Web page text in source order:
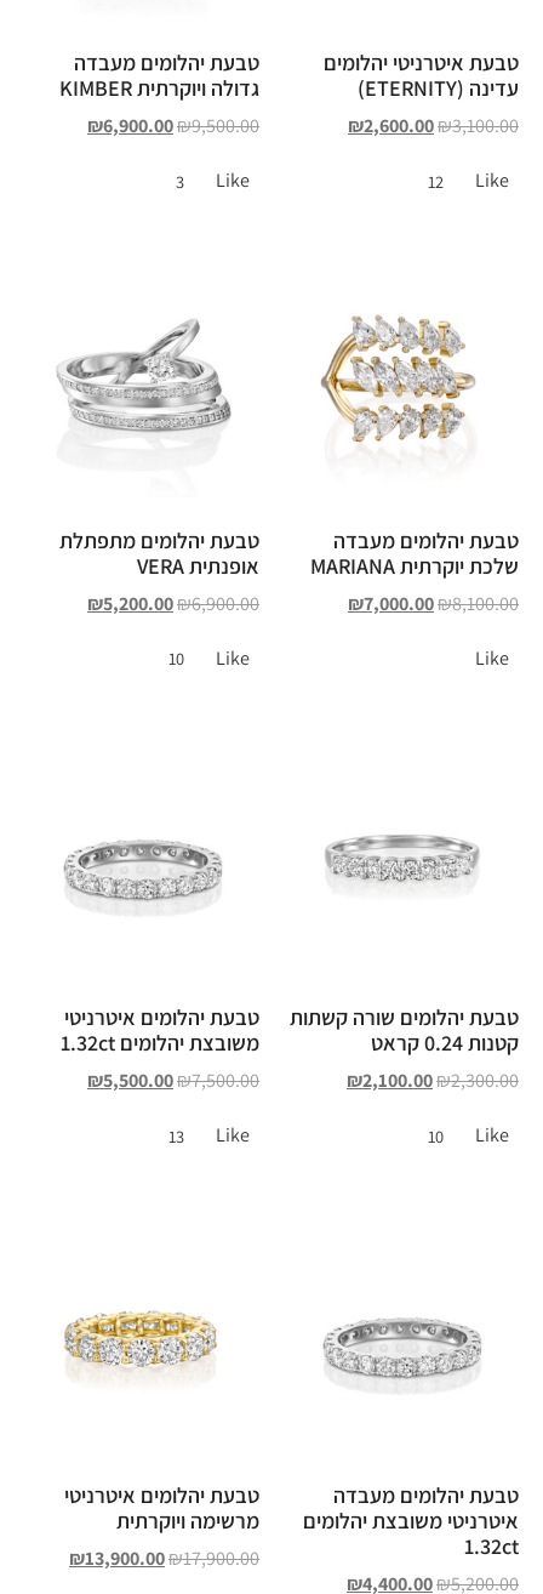
טבעת איטרניטי יהלומים
עדינה (ETERNITY)
₪3,100.00
₪2,600.00
Like
12
טבעת יהלומים מעבדה
גדולה ויוקרתית KIMBER
₪9,500.00
₪6,900.00
Like
3
טבעת יהלומים מעבדה
שלכת יוקרתית MARIANA
₪8,100.00
₪7,000.00
Like
טבעת יהלומים מתפתלת
אופנתית VERA
₪6,900.00
₪5,200.00
Like
10
טבעת יהלומים שורה קשתות
קטנות 0.24 קראט
₪2,300.00
₪2,100.00
Like
10
טבעת יהלומים איטרניטי
משובצת יהלומים 1.32ct
₪7,500.00
₪5,500.00
Like
13
טבעת יהלומים מעבדה
איטרניטי משובצת יהלומים
1.32ct
₪5,200.00
₪4,400.00
טבעת יהלומים איטרניטי
מרשימה ויוקרתית
₪17,900.00
₪13,900.00